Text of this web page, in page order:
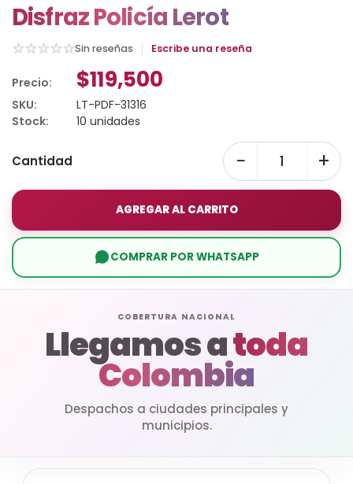
Disfraz Policía Lerot
☆☆☆☆☆Sin reseñas Escribe una reseña
Precio: $119,500
SKU:
LT-PDF-31316
Stock:
10 unidades
Cantidad − +
AGREGAR AL CARRITO
COMPRAR POR WHATSAPP
COBERTURA NACIONAL
Llegamos atoda
Colombia
Despachos a ciudades principales y
municipios.